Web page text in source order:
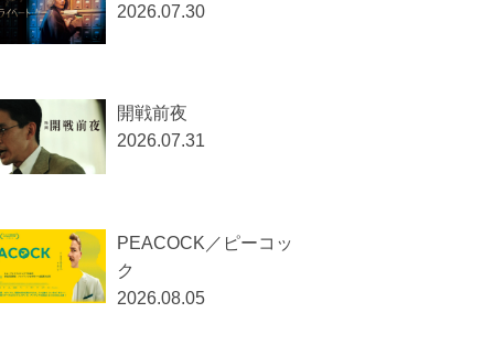
2026.07.30
開戦前夜
2026.07.31
PEACOCK／ピーコッ
ク
2026.08.05